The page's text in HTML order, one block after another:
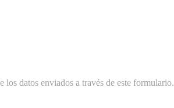
los datos enviados a través de este formulario.